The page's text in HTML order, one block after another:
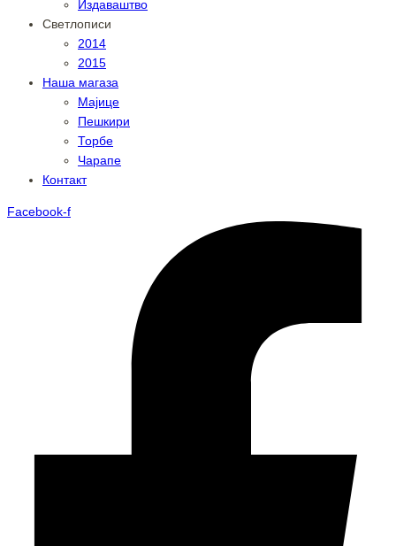
Издаваштво
Светлописи
2014
2015
Наша магаза
Мајице
Пешкири
Торбе
Чарапе
Контакт
Facebook-f